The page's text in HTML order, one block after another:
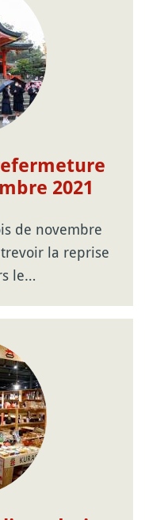
2021
de novembre
la reprise
le…